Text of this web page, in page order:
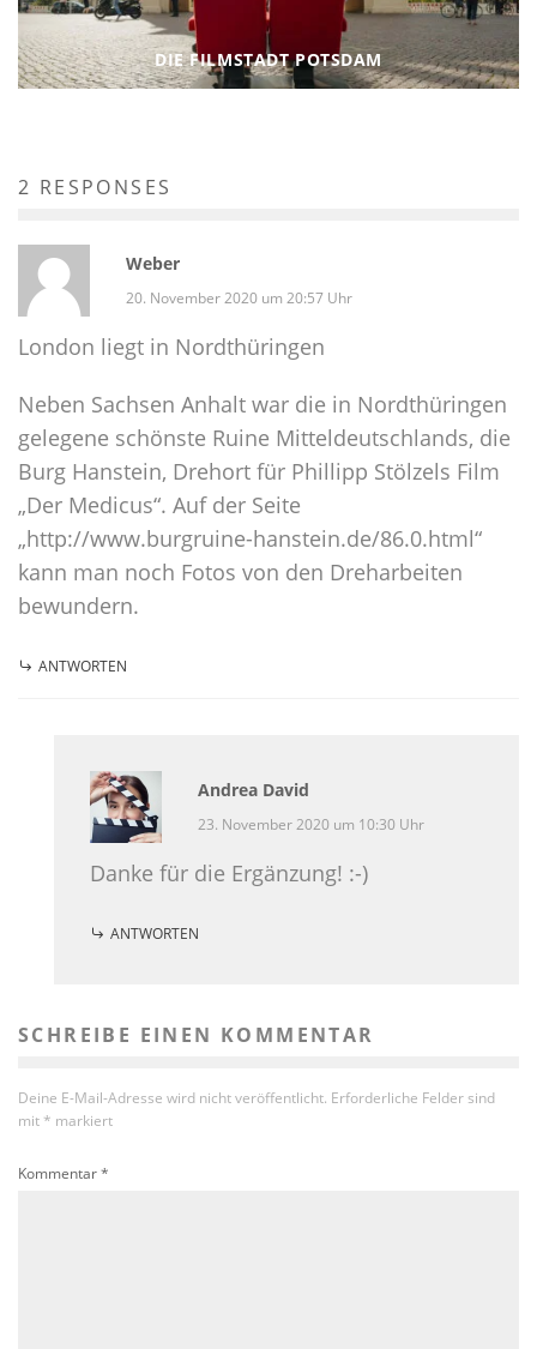
DIE FILMSTADT POTSDAM
2 RESPONSES
Weber
20. November 2020 um 20:57 Uhr
London liegt in Nordthüringen
Neben Sachsen Anhalt war die in Nordthüringen
gelegene schönste Ruine Mitteldeutschlands, die
Burg Hanstein, Drehort für Phillipp Stölzels Film
„Der Medicus“. Auf der Seite
„http://www.burgruine-hanstein.de/86.0.html“
kann man noch Fotos von den Dreharbeiten
bewundern.
ANTWORTEN
Andrea David
23. November 2020 um 10:30 Uhr
Danke für die Ergänzung! :-)
ANTWORTEN
SCHREIBE EINEN KOMMENTAR
Deine E-Mail-Adresse wird nicht veröffentlicht. Erforderliche Felder sind
mit * markiert
Kommentar*